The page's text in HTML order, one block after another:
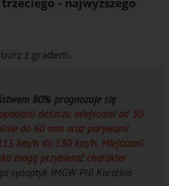
z gradem.
80% prognozuje się
deszczu miejscami od 30
do 60 mm oraz porywami
km/h do 130 km/h. Miejscami
mogą przybierać charakter
synoptyk IMGW-PIB Karolina